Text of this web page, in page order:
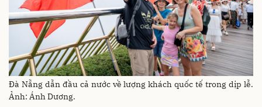
Đà Nẵng dẫn đầu cả nước về lượng khách quốc tế trong dịp lễ.
Ảnh: Ánh Dương.